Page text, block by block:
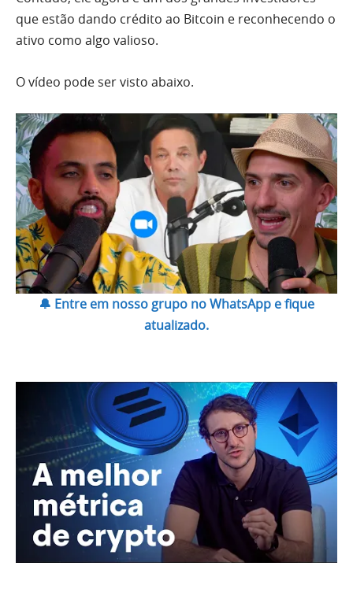
que estão dando crédito ao Bitcoin e reconhecendo o
ativo como algo valioso.
O vídeo pode ser visto abaixo.
🔔 Entre em nosso grupo no WhatsApp e fique
atualizado.